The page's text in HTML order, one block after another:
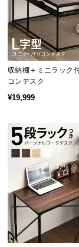
収納棚＋ミニラック
コンデスク
¥19,999